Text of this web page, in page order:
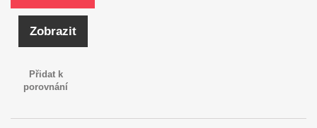
Zobrazit
Přidat k
porovnání